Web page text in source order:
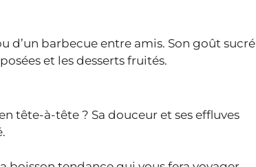
d’un barbecue entre amis. Son goût sucré
et les desserts fruités.
tête-à-tête ? Sa douceur et ses effluves